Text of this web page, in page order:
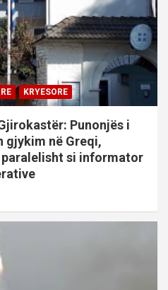
KRYESORE
Punonjës i
gjykim në Greqi,
si informator